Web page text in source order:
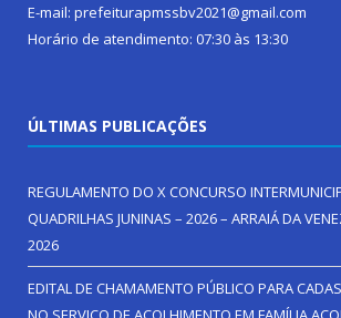
E-mail: prefeiturapmssbv2021@gmail.com
Horário de atendimento: 07:30 às 13:30
ÚLTIMAS PUBLICAÇÕES
REGULAMENTO DO X CONCURSO
QUADRILHAS JUNINAS – 2026 – ARRAIÁ DA
2026
EDITAL DE CHAMAMENTO PÚBLICO PARA